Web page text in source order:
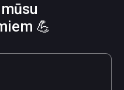
💪